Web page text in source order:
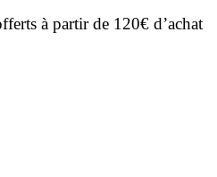
à partir de 120€ d’achat